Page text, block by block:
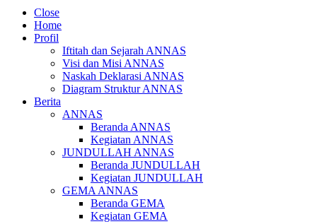
Close
Home
Profil
Iftitah dan Sejarah ANNAS
Visi dan Misi ANNAS
Naskah Deklarasi ANNAS
Diagram Struktur ANNAS
Berita
ANNAS
Beranda ANNAS
Kegiatan ANNAS
JUNDULLAH ANNAS
Beranda JUNDULLAH
Kegiatan JUNDULLAH
GEMA ANNAS
Beranda GEMA
Kegiatan GEMA